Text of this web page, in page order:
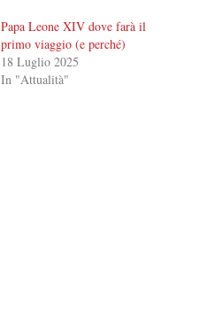
Papa Leone XIV dove farà il
primo viaggio (e perché)
18 Luglio 2025
In "Attualità"